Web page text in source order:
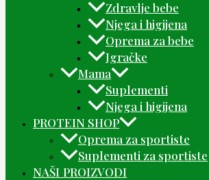
Zdravlje bebe
Njega i higijena
Oprema za bebe
Igračke
Mama
Suplementi
Njega i higijena
PROTEIN SHOP
Oprema za sportiste
Suplementi za sportiste
NAŠI PROIZVODI